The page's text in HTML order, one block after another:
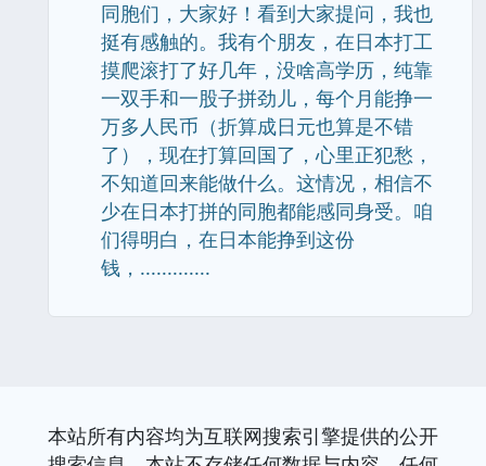
同胞们，大家好！看到大家提问，我也
挺有感触的。我有个朋友，在日本打工
摸爬滚打了好几年，没啥高学历，纯靠
一双手和一股子拼劲儿，每个月能挣一
万多人民币（折算成日元也算是不错
了），现在打算回国了，心里正犯愁，
不知道回来能做什么。这情况，相信不
少在日本打拼的同胞都能感同身受。咱
们得明白，在日本能挣到这份
钱，.............
本站所有内容均为互联网搜索引擎提供的公开